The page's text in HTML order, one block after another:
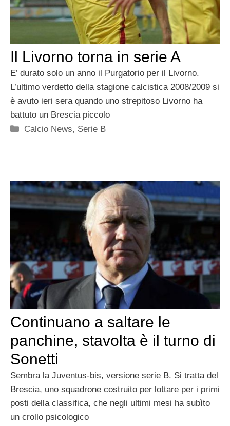
Il Livorno torna in serie A
E’ durato solo un anno il Purgatorio per il Livorno.
L’ultimo verdetto della stagione calcistica 2008/2009 si
è avuto ieri sera quando uno strepitoso Livorno ha
battuto un Brescia piccolo
Categorie
Calcio News, Serie B
Continuano a saltare le
panchine, stavolta è il turno di
Sonetti
Sembra la Juventus-bis, versione serie B. Si tratta del
Brescia, uno squadrone costruito per lottare per i primi
posti della classifica, che negli ultimi mesi ha subìto
un crollo psicologico